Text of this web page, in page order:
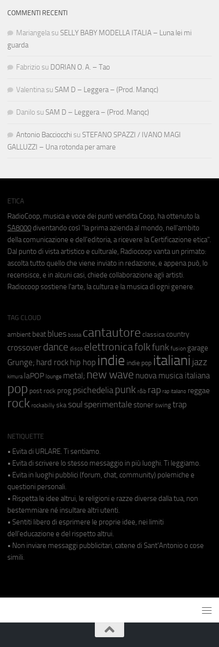
COMMENTI RECENTI
Mariangela su SELLY BABY MODELLA ITALIA – Luna lei mi
guarda
Fabrizio su DORIAN O. A. – Tao
Valentina su SAM D – Leggera – (Prod. Manqc)
Danilo su SAM D – Leggera – (Prod. Manqc)
Antonio Bacciocchi su STEFANO SPAZZI / IVANO MAGI
GALLUZZI – Una rotonda per amare
ETICA
RadioCoop, musica e voce dei punti vendita Coop, ha ottenuto la
SA8000 diventando così "la prima azienda al mondo, nell'ambito
della comunicazione e dell'editoria, a ricevere la Certificazione etica".
Dal punto di vista artistico e culturale, Radiocoop vanta un primato:
ascolta tutto quello che viene inviato in redazione, e appena può, lo
recensisce, e in alcuni casi, chiede collaborazione agli artisti.
Radiocoop sostiene l'arte, la cultura e la musica di ogni genere.
TAG CLOUD
ambient beat blues bossa cantautore classica country
crossover dance disco elettronicafolkfunk fusion garage
Grunge; hard rock hip hop indie indie pop italiani jazz
kimura laPOP lounge metal; new wave nuova musica italiana
pop post rock prog psichedeliapunk r&b rap rap italiano reggae
rock rockabilly ska soul sperimentale stoner swing trap
NETIQUETTE
• Evita di URLARE. Ti sentiamo.
• Evita di scrivere lo stesso messaggio in più luoghi. Ti leggiamo.
• Evita in luoghi pubblici (forum, chat, community) polemiche e
questioni personali.
• Rispetta le idee altrui, le religioni e razze diverse dalla tua, non
bestemmiare né insultare altri utenti.
• Sentiti libero di esprimere le proprie idee, nei limiti
dell'educazione e del rispetto altrui.
• Non inviare messaggi pubblicitari, catene di Sant'Antonio o cose
simili.